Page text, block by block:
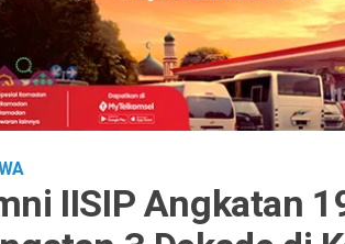
IISIP Angkatan